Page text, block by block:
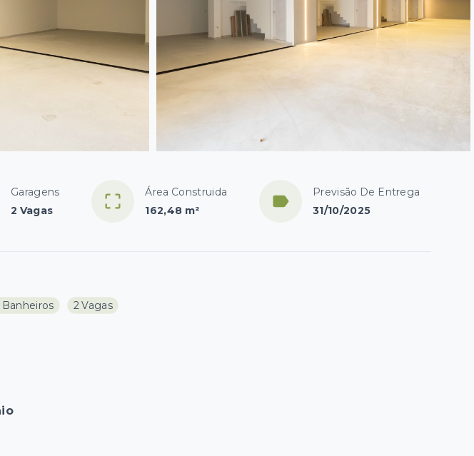
Garagens
2 Vagas
Área Construida
162,48 m²
Previsão De Entrega
31/10/2025
Banheiros 2 Vagas